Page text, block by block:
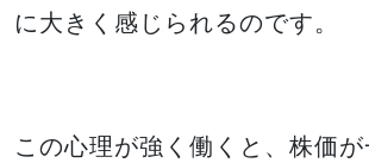
に大きく感じられるのです。
この心理が強く働くと、株価